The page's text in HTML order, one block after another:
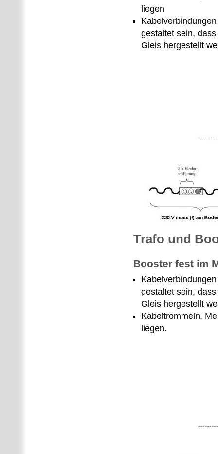
liegen
gestaltet sein,
Gleis hergestellt
Trafo und
Booster fest im
gestaltet sein,
Gleis hergestellt
Kabeltrommeln,
liegen.